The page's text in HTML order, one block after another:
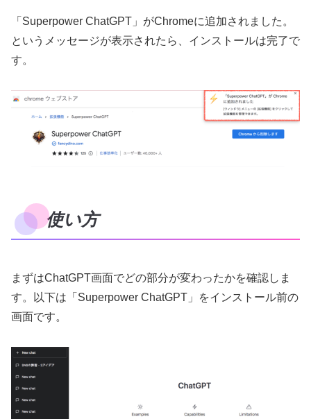
「Superpower ChatGPT」がChromeに追加されました。
というメッセージが表示されたら、インストールは完了で
す。
使い方
まずはChatGPT画面でどの部分が変わったかを確認しま
す。以下は「Superpower ChatGPT」をインストール前の
画面です。